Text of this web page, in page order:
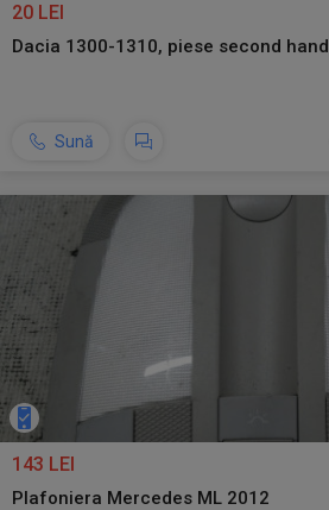
20 LEI
Dacia 1300-1310, piese second hand
Sună
143 LEI
Plafoniera Mercedes ML 2012